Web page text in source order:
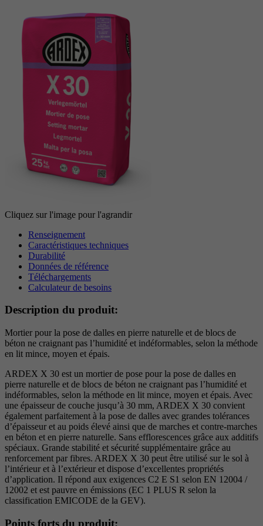
Cliquez sur l'image pour l'agrandir
Renseignement
Caractéristiques techniques
Durabilité
Données de référence
Téléchargements
Calculateur de besoins
Description du produit:
Mortier pour la pose de dalles en pierre naturelle et de blocs de
béton ne craignant pas l’humidité et indéformables, selon la méthode
en lit mince, moyen et épais.
ARDEX X 30 est un mortier de pose pour la pose de dalles en
pierre naturelle et de blocs de béton ne craignant pas l’humidité et
indéformables, selon la méthode en lit mince, moyen et épais. Avec
une épaisseur de couche jusqu’à 30 mm, ARDEX X 30 convient
également parfaitement à la pose de dalles avec grandes tolérances
d’épaisseur et au poids élevé ainsi que de marches et contre-marches
en béton et en pierre naturelle. Sans efflorescences grâce aux additifs
spéciaux. Grande stabilité et sécurité supplémentaire grâce au
renforcement par fibres. ARDEX X 30 peut être utilisé sur le sol à
l’intérieur et à l’extérieur et dispose d’excellentes propriétés
d’application. Il répond aux exigences C2 E S1 selon EN 12004 /
12002 et est pauvre en émissions (EC 1 PLUS R selon la
classification EMICODE de la GEV).
Points forts du produit:
Objectif
reCAPTCHA setzt ein notwendiges Cookie
(_GRECAPTCHA), wenn es zum Zweck der
Risikoanalyse ausgeführt wird.